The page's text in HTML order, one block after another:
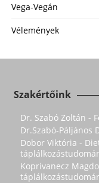
Vega-Vegán
Vélemények
Szakértőink
Dr. Szabó Zoltán -
Dr.Szabó-Páljános
Dobor Viktória -
Koprivanecz